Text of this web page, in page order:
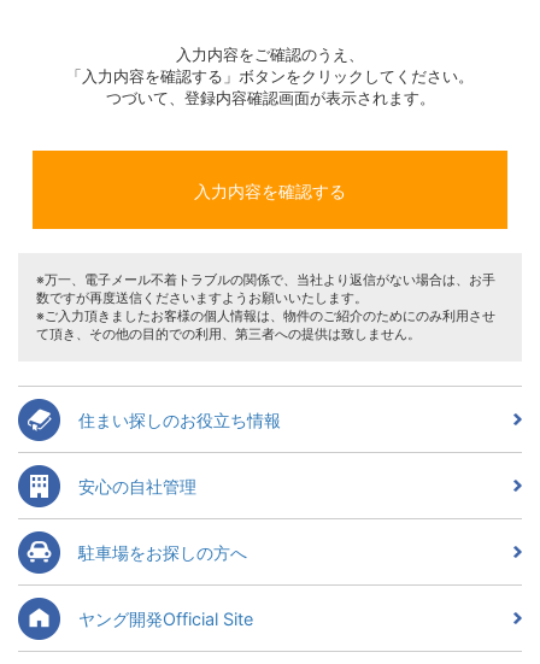
入力内容をご確認のうえ、
「入力内容を確認する」ボタンをクリックしてください。
つづいて、登録内容確認画面が表示されます。
※万一、電子メール不着トラブルの関係で、当社より返信がない場合は、お手
数ですが再度送信くださいますようお願いいたします。
※ご入力頂きましたお客様の個人情報は、物件のご紹介のためにのみ利用させ
て頂き、その他の目的での利用、第三者への提供は致しません。
住まい探しのお役立ち情報
安心の自社管理
駐車場をお探しの方へ
ヤング開発Official Site